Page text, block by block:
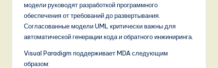
модели руководят разработкой программного
обеспечения от требований до развертывания.
Согласованные модели UML критически важны для
автоматической генерации кода и обратного инжиниринга.
Visual Paradigm поддерживает MDA следующим
образом: